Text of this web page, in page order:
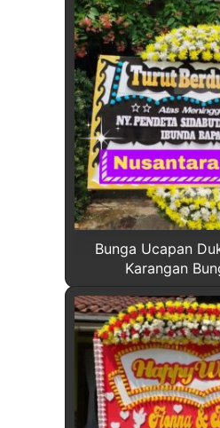
Bunga Ucapan
Karangan